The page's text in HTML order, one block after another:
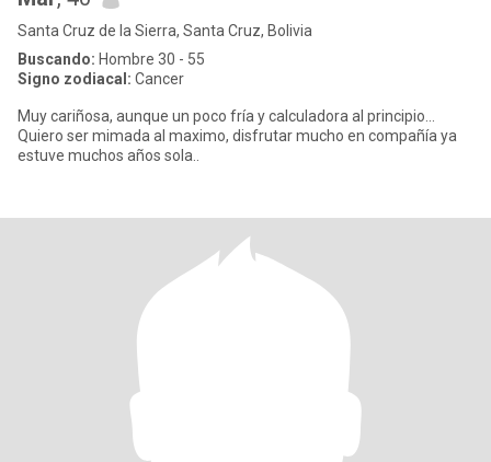
Santa Cruz de la Sierra, Santa Cruz, Bolivia
Buscando: Hombre 30 - 55
Signo zodiacal: Cancer
Muy cariñosa, aunque un poco fría y calculadora al principio...
Quiero ser mimada al maximo, disfrutar mucho en compañía ya
estuve muchos años sola..